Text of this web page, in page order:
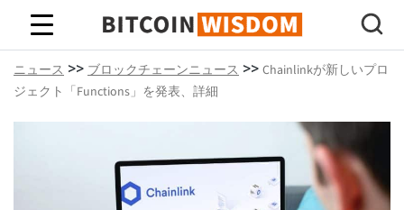
ビットコインの知恵
ニュース >> ブロックチェーンニュース >> Chainlinkが新しいプロ
ジェクト「Functions」を発表、詳細